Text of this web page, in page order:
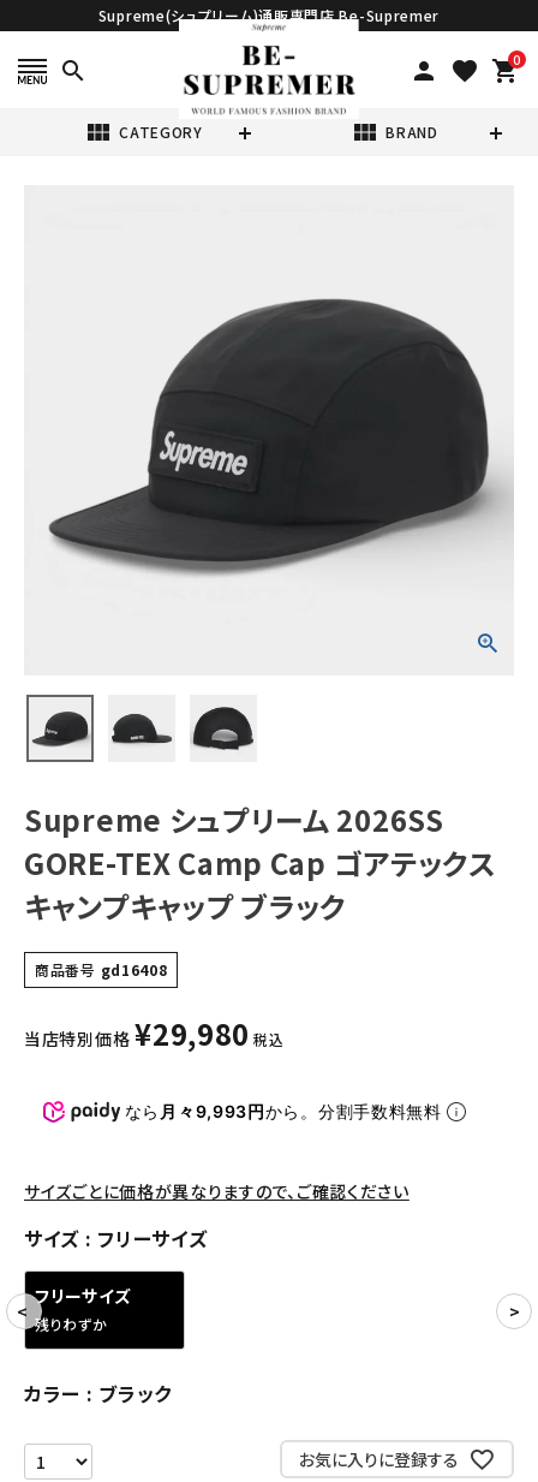
Supreme(シュプリーム)通販専門店 Be-Supremer
search person favorite 0
shopping_cart
view_module CATEGORY view_module BRAND
GORE-TEX
Camp Cap ゴア
テックス キャンプ
キャップ ブラック
¥29,980 (税込)
Tシャツ・ロングスリーブ
パーカー・トレーナー
キャップ・ハット
ニット帽・ビーニー
その他バッグ類
スニーカー・ブーツ
COLLABORATION BRAND
SEASON
CONTENTS
ようこそ ゲスト 様
meeting_room ログイン
Supreme シュプリーム 2026SS
GORE-TEX Camp Cap ゴアテックス
キャンプキャップ ブラック
商品番号 gd16408
当店特別価格 ¥29,980 税込
なら 月々9,993円から。分割手数料無料
サイズごとに価格が異なりますので、ご確認ください
サイズ フリーサイズ
フリーサイズ
残りわずか
カラー ブラック
お気に入りに登録する